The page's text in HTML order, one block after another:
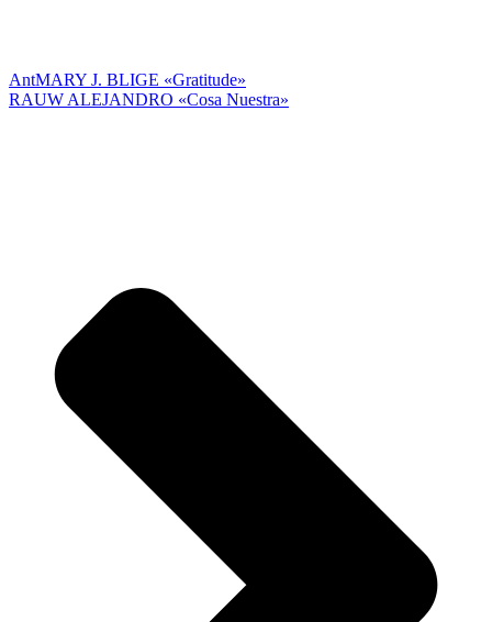
AntMARY J. BLIGE «Gratitude»
RAUW ALEJANDRO «Cosa Nuestra»